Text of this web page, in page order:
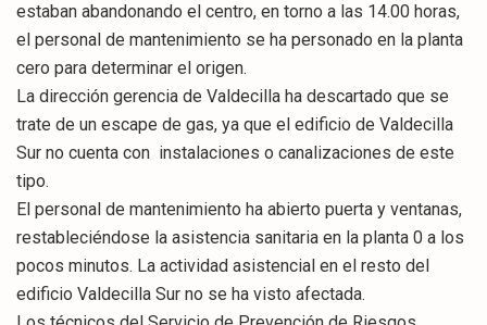
estaban abandonando el centro, en torno a las 14.00 horas,
el personal de mantenimiento se ha personado en la planta
cero para determinar el origen.
La dirección gerencia de Valdecilla ha descartado que se
trate de un escape de gas, ya que el edificio de Valdecilla
Sur no cuenta con instalaciones o canalizaciones de este
tipo.
El personal de mantenimiento ha abierto puerta y ventanas,
restableciéndose la asistencia sanitaria en la planta 0 a los
pocos minutos. La actividad asistencial en el resto del
edificio Valdecilla Sur no se ha visto afectada.